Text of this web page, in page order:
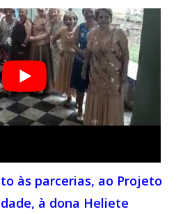
às parcerias, ao Projeto
à dona Heliete